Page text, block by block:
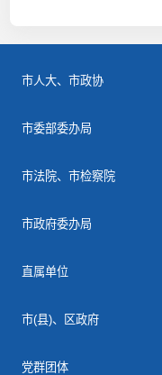
市人大、市政协
市委部委办局
市法院、市检察院
市政府委办局
直属单位
市(县)、区政府
党群团体